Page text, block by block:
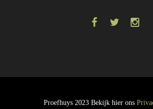
Proefhuys 2023 Bekijk hier ons